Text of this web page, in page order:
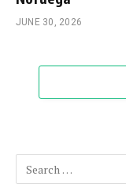
JUNE 30, 2026